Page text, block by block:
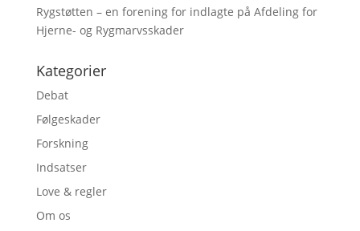
Rygstøtten – en forening for indlagte på Afdeling for
Hjerne- og Rygmarvsskader
Kategorier
Debat
Følgeskader
Forskning
Indsatser
Love & regler
Om os